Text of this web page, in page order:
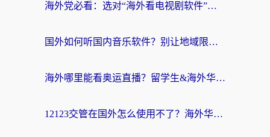
海外党必看：选对“海外看电视剧软件”，再也不用愁国内剧刷不了
国外如何听国内音乐软件？别让地域限制，断了你的中文歌单
海外哪里能看奥运直播？留学生&海外华人必看的体育赛事观赛终极指南
12123交管在国外怎么使用不了？海外华人必看的无缝访问国内资源指南